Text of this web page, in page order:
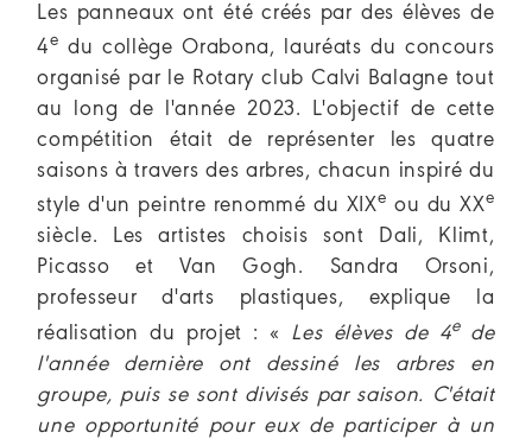
Les panneaux ont été créés par des élèves de
4e du collège Orabona, lauréats du concours
organisé par le Rotary club Calvi Balagne tout
au long de l'année 2023. L'objectif de cette
compétition était de représenter les quatre
saisons à travers des arbres, chacun inspiré du
style d'un peintre renommé du XIXe ou du XXe
siècle. Les artistes choisis sont Dali, Klimt,
Picasso et Van Gogh. Sandra Orsoni,
professeur d'arts plastiques, explique la
réalisation du projet : « Les élèves de 4e de
l'année dernière ont dessiné les arbres en
groupe, puis se sont divisés par saison. C'était
une opportunité pour eux de participer à un